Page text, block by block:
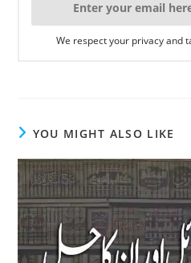
We respect your privacy and
YOU MIGHT ALSO LIKE